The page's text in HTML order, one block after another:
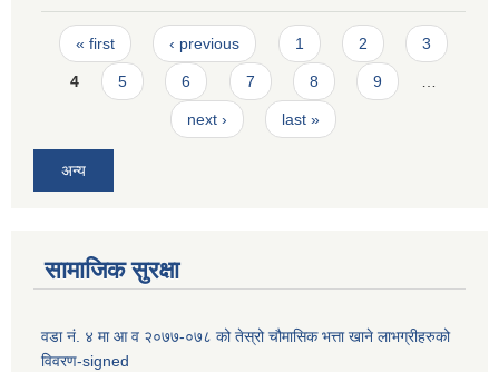
Pages
« first ‹ previous 1 2 3
4 5 6 7 8 9
next › last »
अन्य
सामाजिक सुरक्षा
वडा न‌ं. ४ मा आ व २०७७-०७८ को तेस्रो चौमासिक भत्ता खाने लाभग्रीहरुको
विवरण-signed